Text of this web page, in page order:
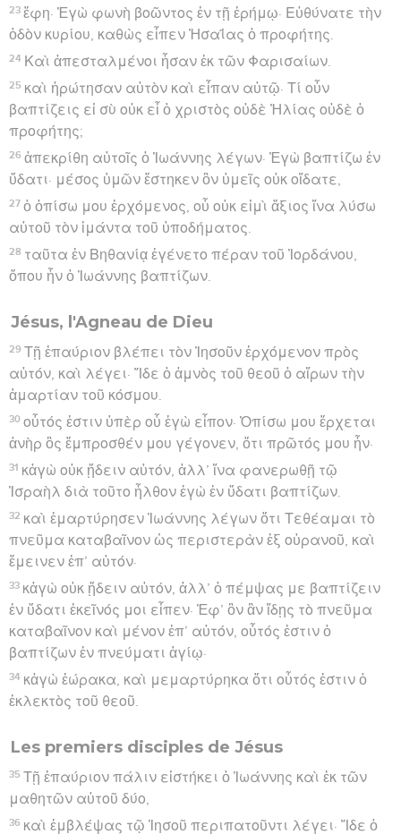
23 ἔφη· Ἐγὼ φωνὴ βοῶντος ἐν τῇ ἐρήμῳ· Εὐθύνατε τὴν
ὁδὸν κυρίου, καθὼς εἶπεν Ἠσαΐας ὁ προφήτης.
24 Καὶ ἀπεσταλμένοι ἦσαν ἐκ τῶν Φαρισαίων.
25 καὶ ἠρώτησαν αὐτὸν καὶ εἶπαν αὐτῷ· Τί οὖν
βαπτίζεις εἰ σὺ οὐκ εἶ ὁ χριστὸς οὐδὲ Ἠλίας οὐδὲ ὁ
προφήτης;
26 ἀπεκρίθη αὐτοῖς ὁ Ἰωάννης λέγων· Ἐγὼ βαπτίζω ἐν
ὕδατι· μέσος ὑμῶν ἕστηκεν ὃν ὑμεῖς οὐκ οἴδατε,
27 ὁ ὀπίσω μου ἐρχόμενος, οὗ οὐκ εἰμὶ ἄξιος ἵνα λύσω
αὐτοῦ τὸν ἱμάντα τοῦ ὑποδήματος.
28 ταῦτα ἐν Βηθανίᾳ ἐγένετο πέραν τοῦ Ἰορδάνου,
ὅπου ἦν ὁ Ἰωάννης βαπτίζων.
Jésus, l'Agneau de Dieu
29 Τῇ ἐπαύριον βλέπει τὸν Ἰησοῦν ἐρχόμενον πρὸς
αὐτόν, καὶ λέγει· Ἴδε ὁ ἀμνὸς τοῦ θεοῦ ὁ αἴρων τὴν
ἁμαρτίαν τοῦ κόσμου.
30 οὗτός ἐστιν ὑπὲρ οὗ ἐγὼ εἶπον· Ὀπίσω μου ἔρχεται
ἀνὴρ ὃς ἔμπροσθέν μου γέγονεν, ὅτι πρῶτός μου ἦν·
31 κἀγὼ οὐκ ᾔδειν αὐτόν, ἀλλ’ ἵνα φανερωθῇ τῷ
Ἰσραὴλ διὰ τοῦτο ἦλθον ἐγὼ ἐν ὕδατι βαπτίζων.
32 καὶ ἐμαρτύρησεν Ἰωάννης λέγων ὅτι Τεθέαμαι τὸ
πνεῦμα καταβαῖνον ὡς περιστερὰν ἐξ οὐρανοῦ, καὶ
ἔμεινεν ἐπ’ αὐτόν·
33 κἀγὼ οὐκ ᾔδειν αὐτόν, ἀλλ’ ὁ πέμψας με βαπτίζειν
ἐν ὕδατι ἐκεῖνός μοι εἶπεν· Ἐφ’ ὃν ἂν ἴδῃς τὸ πνεῦμα
καταβαῖνον καὶ μένον ἐπ’ αὐτόν, οὗτός ἐστιν ὁ
βαπτίζων ἐν πνεύματι ἁγίῳ·
34 κἀγὼ ἑώρακα, καὶ μεμαρτύρηκα ὅτι οὗτός ἐστιν ὁ
ἐκλεκτὸς τοῦ θεοῦ.
Les premiers disciples de Jésus
35 Τῇ ἐπαύριον πάλιν εἱστήκει ὁ Ἰωάννης καὶ ἐκ τῶν
μαθητῶν αὐτοῦ δύο,
36 καὶ ἐμβλέψας τῷ Ἰησοῦ περιπατοῦντι λέγει· Ἴδε ὁ